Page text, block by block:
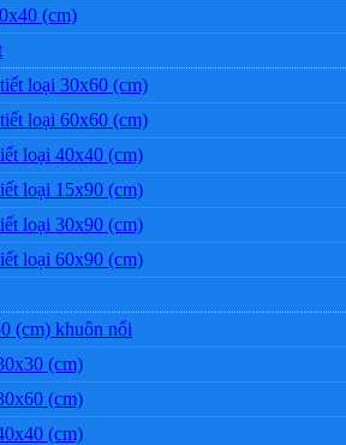
(cm)
loại 30x60 (cm)
loại 60x60 (cm)
loại 40x40 (cm)
loại 15x90 (cm)
loại 30x90 (cm)
loại 60x90 (cm)
(cm) khuôn nổi
(cm)
(cm)
(cm)